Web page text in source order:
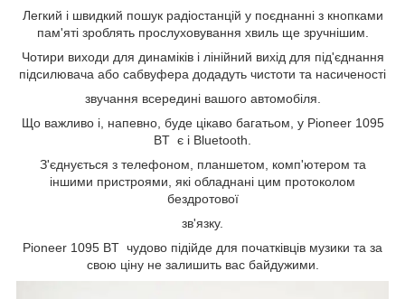
Легкий і швидкий пошук радіостанцій у поєднанні з кнопками
пам'яті зроблять прослуховування хвиль ще зручнішим.
Чотири виходи для динаміків і лінійний вихід для під'єднання
підсилювача або сабвуфера додадуть чистоти та насиченості
звучання всередині вашого автомобіля.
Що важливо і, напевно, буде цікаво багатьом, у Pioneer 1095
BT є і Bluetooth.
З'єднується з телефоном, планшетом, комп'ютером та
іншими пристроями, які обладнані цим протоколом
бездротової
зв'язку.
Pioneer 1095 BT чудово підійде для початківців музики та за
свою ціну не залишить вас байдужими.